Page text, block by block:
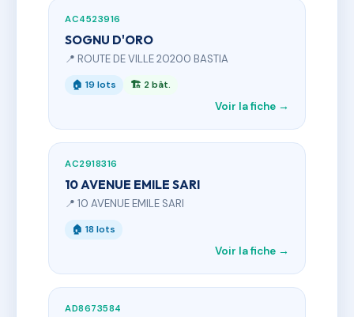
AC4523916
SOGNU D'ORO
📍 ROUTE DE VILLE 20200 BASTIA
🏠 19 lots 🏗 2 bât.
Voir la fiche →
AC2918316
10 AVENUE EMILE SARI
📍 10 AVENUE EMILE SARI
🏠 18 lots
Voir la fiche →
AD8673584